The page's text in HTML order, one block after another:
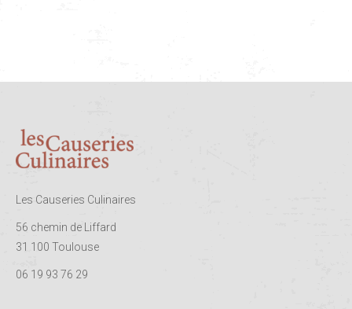
Les Causeries Culinaires
56 chemin de Liffard
31 100 Toulouse
06 19 93 76 29